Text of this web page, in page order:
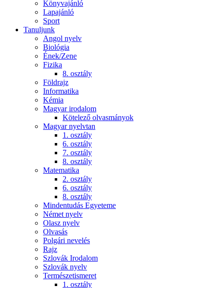
Könyvajánló
Lapajánló
Sport
Tanuljunk
Angol nyelv
Biológia
Ének/Zene
Fizika
8. osztály
Földrajz
Informatika
Kémia
Magyar irodalom
Kötelező olvasmányok
Magyar nyelvtan
1. osztály
6. osztály
7. osztály
8. osztály
Matematika
2. osztály
6. osztály
8. osztály
Mindentudás Egyeteme
Német nyelv
Olasz nyelv
Olvasás
Polgári nevelés
Rajz
Szlovák Irodalom
Szlovák nyelv
Természetismeret
1. osztály